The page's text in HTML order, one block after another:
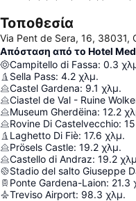
Τοποθεσία
Via Pent de Sera, 16, 38031,
Απόσταση από το Hotel
Campitello di Fassa: 0.3
Sella Pass: 4.2 χλμ.
Castel Gardena: 9.1 χλμ.
Ciastel de Val - Ruine
Museum Gherdëina: 12.2
Rovine Di Castelvecchio: 15
Laghetto Di Fiè: 17.6 χλμ.
Prösels Castle: 19.2 χλμ.
Castello di Andraz: 19.2
Stadio del salto Giuseppe
Ponte Gardena-Laion: 21.3
Treviso Airport: 98.3 χλμ.